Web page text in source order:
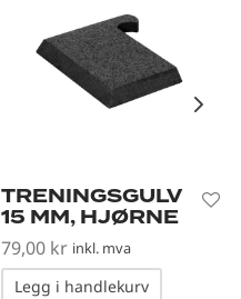
TRENINGSGULV
15 MM, HJØRNE
79,00 kr inkl. mva
Legg i handlekurv